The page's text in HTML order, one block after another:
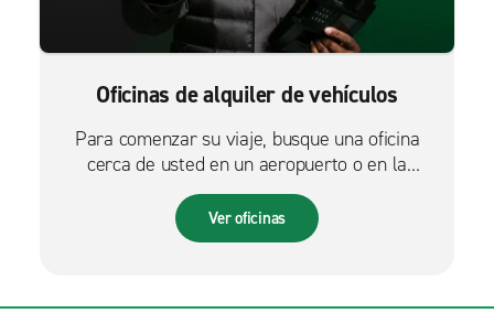
Oficinas de alquiler de vehículos
Para comenzar su viaje, busque una oficina
cerca de usted en un aeropuerto o en la
ciudad.
Ver oficinas